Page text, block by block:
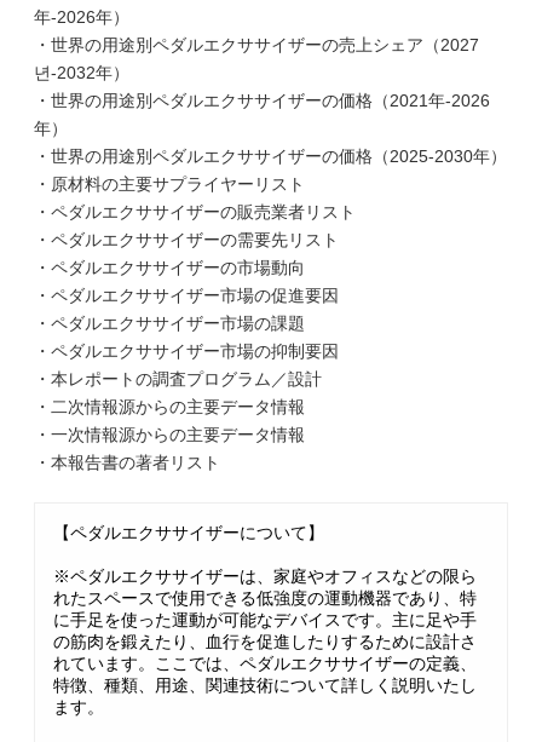
年-2026年）
・世界の用途別ペダルエクササイザーの売上シェア（2027
년-2032年）
・世界の用途別ペダルエクササイザーの価格（2021年-2026
年）
・世界の用途別ペダルエクササイザーの価格（2025-2030年）
・原材料の主要サプライヤーリスト
・ペダルエクササイザーの販売業者リスト
・ペダルエクササイザーの需要先リスト
・ペダルエクササイザーの市場動向
・ペダルエクササイザー市場の促進要因
・ペダルエクササイザー市場の課題
・ペダルエクササイザー市場の抑制要因
・本レポートの調査プログラム／設計
・二次情報源からの主要データ情報
・一次情報源からの主要データ情報
・本報告書の著者リスト
【ペダルエクササイザーについて】
※ペダルエクササイザーは、家庭やオフィスなどの限ら
れたスペースで使用できる低強度の運動機器であり、特
に手足を使った運動が可能なデバイスです。主に足や手
の筋肉を鍛えたり、血行を促進したりするために設計さ
れています。ここでは、ペダルエクササイザーの定義、
特徴、種類、用途、関連技術について詳しく説明いたし
ます。